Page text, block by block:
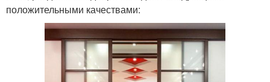
положительными качествами: